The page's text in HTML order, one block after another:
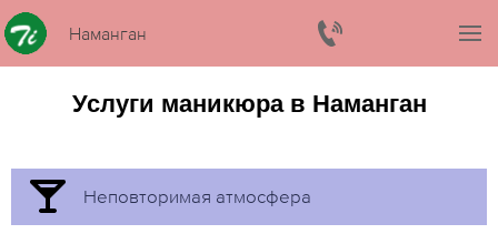
Наманган
Услуги маникюра в Наманган
Неповторимая атмосфера